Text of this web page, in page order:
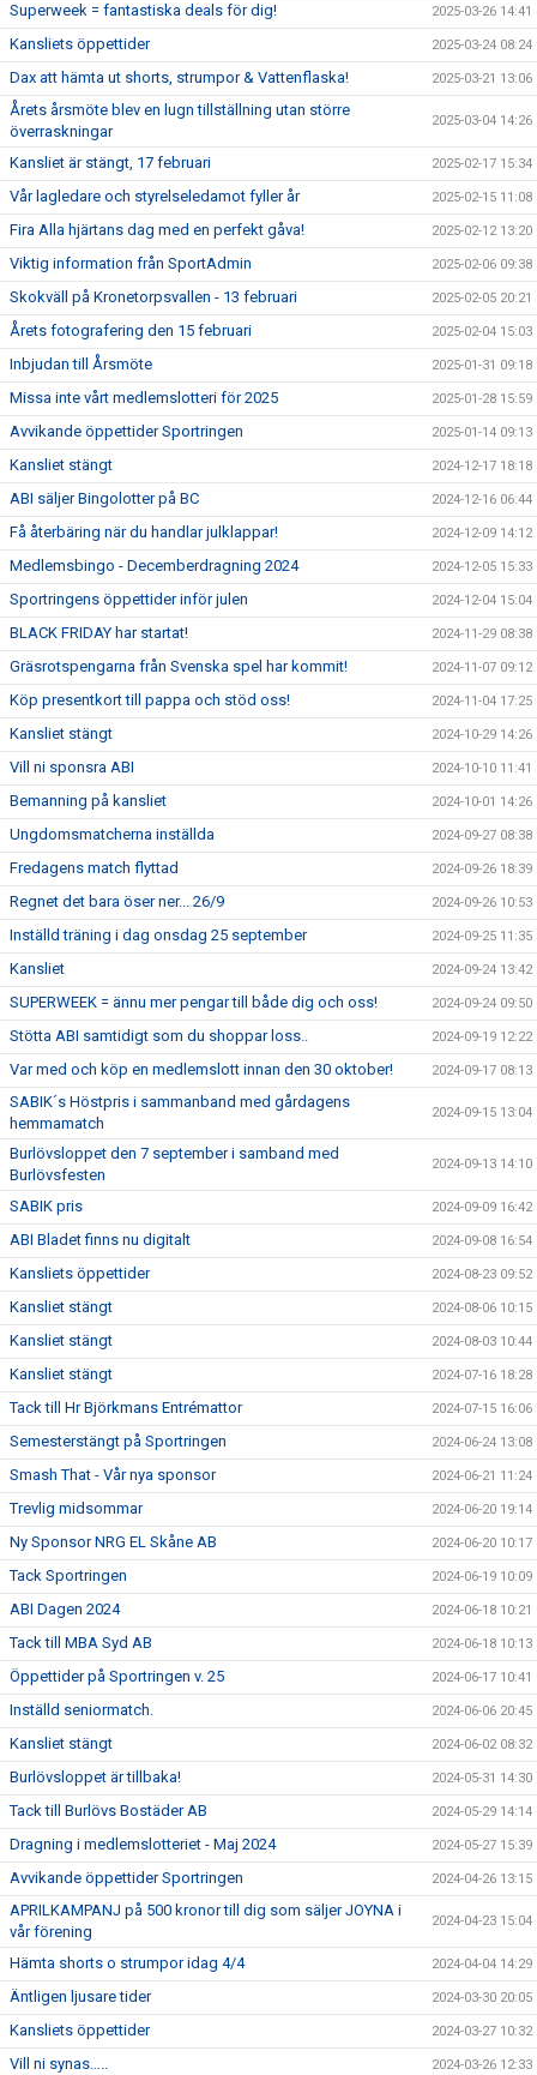
Superweek = fantastiska deals för dig! 2025-03-26 14:41
Kansliets öppettider 2025-03-24 08:24
Dax att hämta ut shorts, strumpor & Vattenflaska! 2025-03-21 13:06
Årets årsmöte blev en lugn tillställning utan större
överraskningar
2025-03-04 14:26
Kansliet är stängt, 17 februari 2025-02-17 15:34
Vår lagledare och styrelseledamot fyller år 2025-02-15 11:08
Fira Alla hjärtans dag med en perfekt gåva! 2025-02-12 13:20
Viktig information från SportAdmin 2025-02-06 09:38
Skokväll på Kronetorpsvallen - 13 februari 2025-02-05 20:21
Årets fotografering den 15 februari 2025-02-04 15:03
Inbjudan till Årsmöte 2025-01-31 09:18
Missa inte vårt medlemslotteri för 2025 2025-01-28 15:59
Avvikande öppettider Sportringen 2025-01-14 09:13
Kansliet stängt 2024-12-17 18:18
ABI säljer Bingolotter på BC 2024-12-16 06:44
Få återbäring när du handlar julklappar! 2024-12-09 14:12
Medlemsbingo - Decemberdragning 2024 2024-12-05 15:33
Sportringens öppettider inför julen 2024-12-04 15:04
BLACK FRIDAY har startat! 2024-11-29 08:38
Gräsrotspengarna från Svenska spel har kommit! 2024-11-07 09:12
Köp presentkort till pappa och stöd oss! 2024-11-04 17:25
Kansliet stängt 2024-10-29 14:26
Vill ni sponsra ABI 2024-10-10 11:41
Bemanning på kansliet 2024-10-01 14:26
Ungdomsmatcherna inställda 2024-09-27 08:38
Fredagens match flyttad 2024-09-26 18:39
Regnet det bara öser ner... 26/9 2024-09-26 10:53
Inställd träning i dag onsdag 25 september 2024-09-25 11:35
Kansliet 2024-09-24 13:42
SUPERWEEK = ännu mer pengar till både dig och oss! 2024-09-24 09:50
Stötta ABI samtidigt som du shoppar loss.. 2024-09-19 12:22
Var med och köp en medlemslott innan den 30 oktober! 2024-09-17 08:13
SABIK´s Höstpris i sammanband med gårdagens
hemmamatch
2024-09-15 13:04
Burlövsloppet den 7 september i samband med
Burlövsfesten
2024-09-13 14:10
SABIK pris 2024-09-09 16:42
ABI Bladet finns nu digitalt 2024-09-08 16:54
Kansliets öppettider 2024-08-23 09:52
Kansliet stängt 2024-08-06 10:15
Kansliet stängt 2024-08-03 10:44
Kansliet stängt 2024-07-16 18:28
Tack till Hr Björkmans Entrémattor 2024-07-15 16:06
Semesterstängt på Sportringen 2024-06-24 13:08
Smash That - Vår nya sponsor 2024-06-21 11:24
Trevlig midsommar 2024-06-20 19:14
Ny Sponsor NRG EL Skåne AB 2024-06-20 10:17
Tack Sportringen 2024-06-19 10:09
ABI Dagen 2024 2024-06-18 10:21
Tack till MBA Syd AB 2024-06-18 10:13
Öppettider på Sportringen v. 25 2024-06-17 10:41
Inställd seniormatch. 2024-06-06 20:45
Kansliet stängt 2024-06-02 08:32
Burlövsloppet är tillbaka! 2024-05-31 14:30
Tack till Burlövs Bostäder AB 2024-05-29 14:14
Dragning i medlemslotteriet - Maj 2024 2024-05-27 15:39
Avvikande öppettider Sportringen 2024-04-26 13:15
APRILKAMPANJ på 500 kronor till dig som säljer JOYNA i
vår förening
2024-04-23 15:04
Hämta shorts o strumpor idag 4/4 2024-04-04 14:29
Äntligen ljusare tider 2024-03-30 20:05
Kansliets öppettider 2024-03-27 10:32
Vill ni synas….. 2024-03-26 12:33